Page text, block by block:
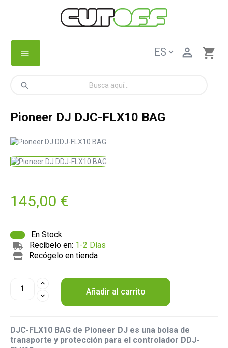
menu shopping_cart

search
Pioneer DJ DJC-FLX10 BAG
145,00 €
En Stock
Recíbelo en: 1-2 Días
Recógelo en tienda
Añadir al carrito
DJC-FLX10 BAG de Pioneer DJ es una bolsa de
transporte y protección para el controlador DDJ-